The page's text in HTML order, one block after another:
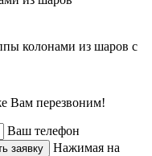
Вам перезвоним!
Ваш телефон
заявку Нажимая на